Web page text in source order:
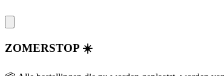
ZOMERSTOP ☀️